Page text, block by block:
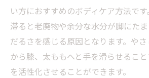
南北線沿線で継続しやすい
セルフケアでは届かない心地よ
法
専門施術で得られる深いリ
い方におすすめのボディケア方法で
滞ると老廃物や余分な水分が脚にた
だるさを感じる原因となります。や
から膝、太ももへと手を滑らせるこ
を活性化させることができます。